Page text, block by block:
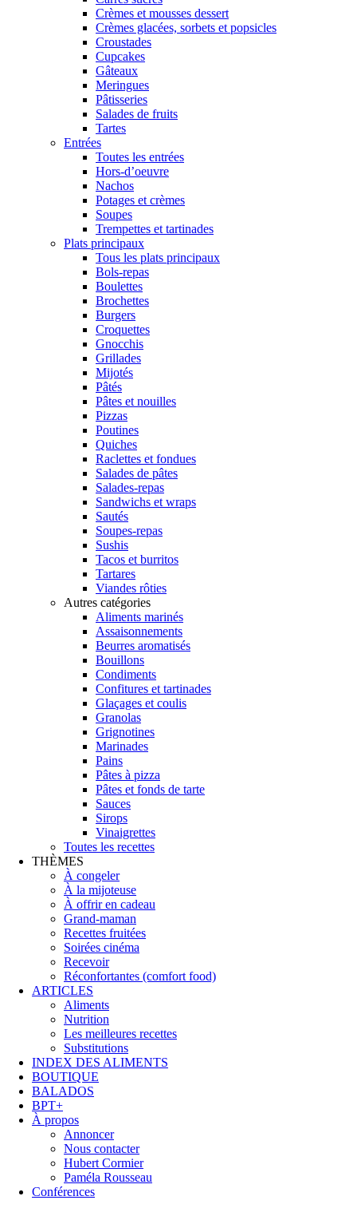
Crèmes et mousses dessert
Crèmes glacées, sorbets et popsicles
Croustades
Cupcakes
Gâteaux
Meringues
Pâtisseries
Salades de fruits
Tartes
Entrées
Toutes les entrées
Hors-d’oeuvre
Nachos
Potages et crèmes
Soupes
Trempettes et tartinades
Plats principaux
Tous les plats principaux
Bols-repas
Boulettes
Brochettes
Burgers
Croquettes
Gnocchis
Grillades
Mijotés
Pâtés
Pâtes et nouilles
Pizzas
Poutines
Quiches
Raclettes et fondues
Salades de pâtes
Salades-repas
Sandwichs et wraps
Sautés
Soupes-repas
Sushis
Tacos et burritos
Tartares
Viandes rôties
Autres catégories
Aliments marinés
Assaisonnements
Beurres aromatisés
Bouillons
Condiments
Confitures et tartinades
Glaçages et coulis
Granolas
Grignotines
Marinades
Pains
Pâtes à pizza
Pâtes et fonds de tarte
Sauces
Sirops
Vinaigrettes
Toutes les recettes
THÈMES
À congeler
À la mijoteuse
À offrir en cadeau
Grand-maman
Recettes fruitées
Soirées cinéma
Recevoir
Réconfortantes (comfort food)
ARTICLES
Aliments
Nutrition
Les meilleures recettes
Substitutions
INDEX DES ALIMENTS
BOUTIQUE
BALADOS
BPT+
À propos
Annoncer
Nous contacter
Hubert Cormier
Paméla Rousseau
Conférences